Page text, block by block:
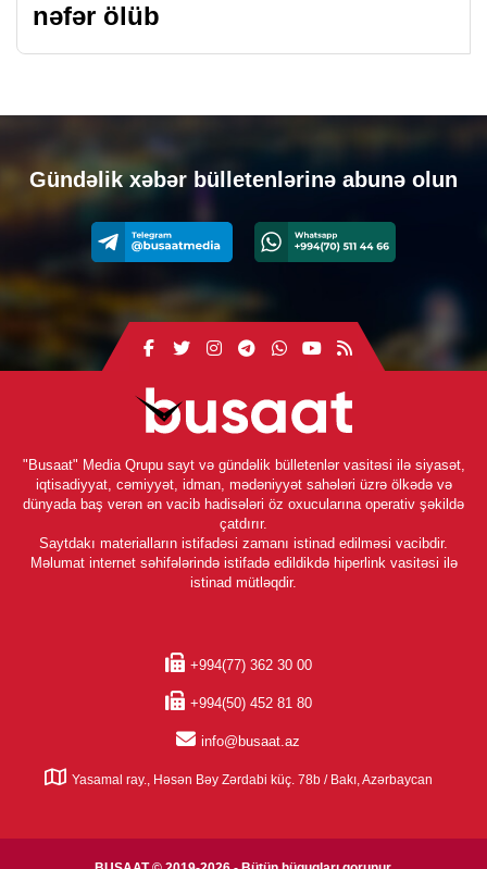
nəfər ölüb
Gündəlik xəbər bülletenlərinə abunə olun
"Busaat" Media Qrupu sayt və gündəlik bülletenlər vasitəsi ilə siyasət,
iqtisadiyyat, cəmiyyət, idman, mədəniyyət sahələri üzrə ölkədə və
dünyada baş verən ən vacib hadisələri öz oxucularına operativ şəkildə
çatdırır.
Saytdakı materialların istifadəsi zamanı istinad edilməsi vacibdir.
Məlumat internet səhifələrində istifadə edildikdə hiperlink vasitəsi ilə
istinad mütləqdir.
+994(77) 362 30 00
+994(50) 452 81 80
info@busaat.az
Yasamal ray., Həsən Bəy Zərdabi küç. 78b / Bakı, Azərbaycan